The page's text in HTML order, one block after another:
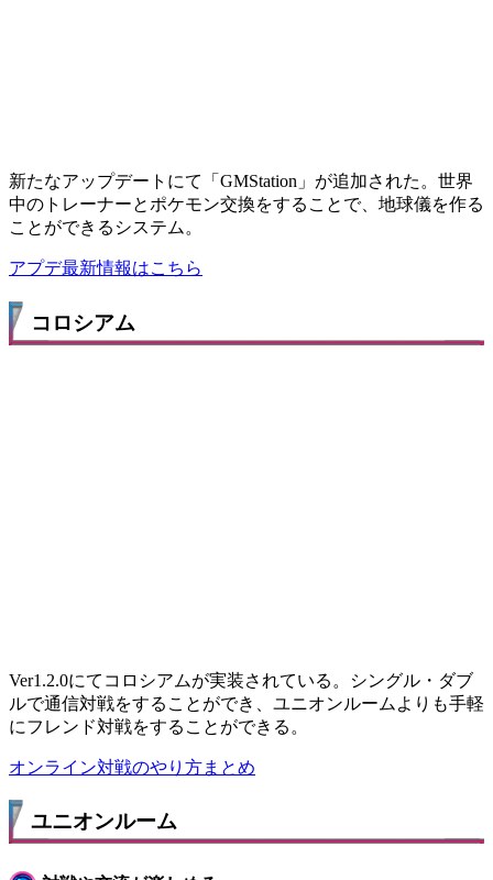
新たなアップデートにて「GMStation」が追加された。世界
中のトレーナーとポケモン交換をすることで、地球儀を作る
ことができるシステム。
アプデ最新情報はこちら
コロシアム
Ver1.2.0にてコロシアムが実装されている。シングル・ダブ
ルで通信対戦をすることができ、ユニオンルームよりも手軽
にフレンド対戦をすることができる。
オンライン対戦のやり方まとめ
ユニオンルーム